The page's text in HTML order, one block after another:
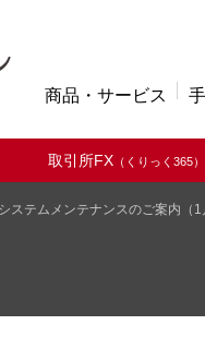
商品・サービス
取引所FX（くりっく365）
システムメンテナンスのご案内（